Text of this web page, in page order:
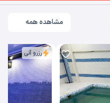
مشاهده همه
رزرو آنی